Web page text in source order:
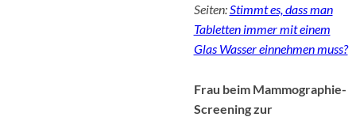
Seiten:Stimmt es, dass man
Tabletten immer mit einem
Glas Wasser einnehmen muss?
Frau beim Mammographie-
Screening zur